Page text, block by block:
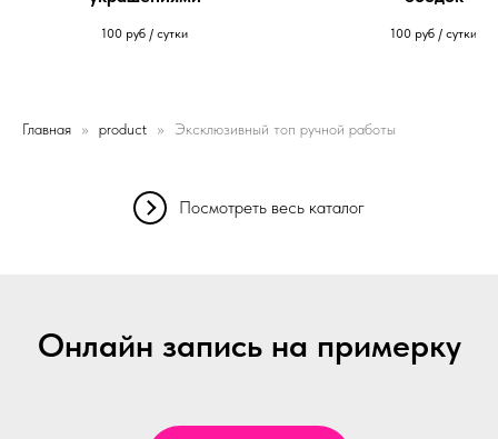
100 руб / сутки 100 руб / сутки
Главная product Эксклюзивный топ ручной работы
Посмотреть весь каталог
Онлайн запись на примерку